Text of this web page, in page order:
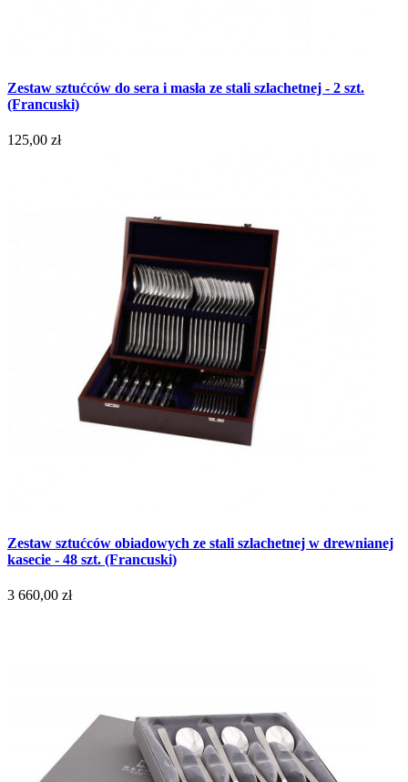
Zestaw sztućców do sera i masła ze stali szlachetnej - 2 szt.
(Francuski)
125,00 zł
Zestaw sztućców obiadowych ze stali szlachetnej w drewnianej
kasecie - 48 szt. (Francuski)
3 660,00 zł